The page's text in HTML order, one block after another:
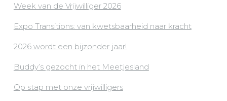
Week van de Vrijwilliger 2026
Expo Transitions: van kwetsbaarheid naar kracht
2026 wordt een bijzonder jaar!
Buddy’s gezocht in het Meetjesland
Op stap met onze vrijwilligers